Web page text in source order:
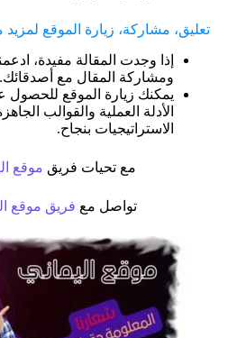
تعليق، مشاركة، زيارة الموقع لمزيد
إذا وجدت المقالة مفيدة،
ومشاركة المقال مع أصدقائك.
يمكنك زيارة الموقع للحصول
الأدلة العملية والقوالب
الاستراتيجيات بنجاح.
مع تحيات فريق موقع
تواصل مع فريق موقع